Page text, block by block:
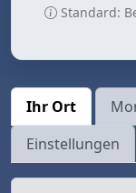
Standard:
Ihr Ort
Einstellungen